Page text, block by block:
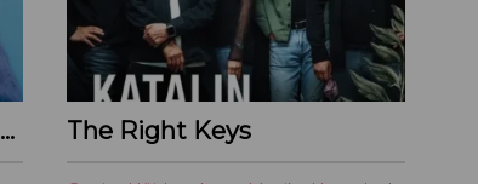
Sabina Ddumba – Parksnäckan – 2026 The Right Keys